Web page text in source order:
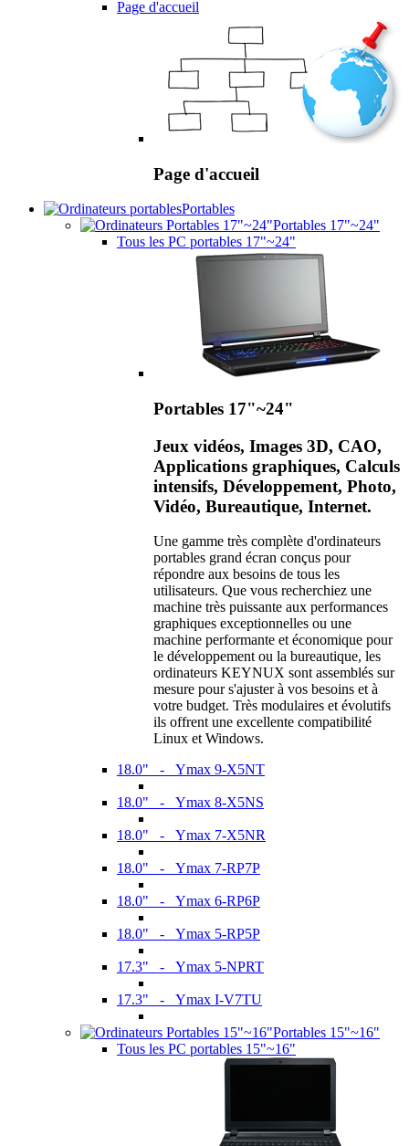
Page d'accueil
Page d'accueil
Portables
Portables 17"~24"
Tous les PC portables 17"~24"
Portables 17"~24"
Jeux vidéos, Images 3D, CAO,
Applications graphiques, Calculs
intensifs, Développement, Photo,
Vidéo, Bureautique, Internet.
Une gamme très complète d'ordinateurs
portables grand écran conçus pour
répondre aux besoins de tous les
utilisateurs. Que vous recherchiez une
machine très puissante aux performances
graphiques exceptionnelles ou une
machine performante et économique pour
le développement ou la bureautique, les
ordinateurs KEYNUX sont assemblés sur
mesure pour s'ajuster à vos besoins et à
votre budget. Très modulaires et évolutifs
ils offrent une excellente compatibilité
Linux et Windows.
18.0" - Ymax 9-X5NT
18.0" - Ymax 8-X5NS
18.0" - Ymax 7-X5NR
18.0" - Ymax 7-RP7P
18.0" - Ymax 6-RP6P
18.0" - Ymax 5-RP5P
17.3" - Ymax 5-NPRT
17.3" - Ymax I-V7TU
Portables 15"~16"
Tous les PC portables 15"~16"